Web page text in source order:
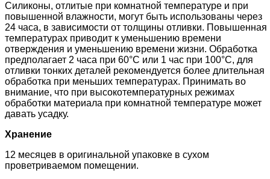
Силиконы, отлитые при комнатной температуре и при
повышенной влажности, могут быть использованы через
24 часа, в зависимости от толщины отливки. Повышенная
температурах приводит к уменьшению времени
отверждения и уменьшению времени жизни. Обработка
предполагает 2 часа при 60°C или 1 час при 100°C, для
отливки тонких деталей рекомендуется более длительная
обработка при меньших температурах. Принимать во
внимание, что при высокотемпературных режимах
обработки материала при комнатной температуре может
давать усадку.
Хранение
12 месяцев в оригинальной упаковке в сухом
проветриваемом помещении.